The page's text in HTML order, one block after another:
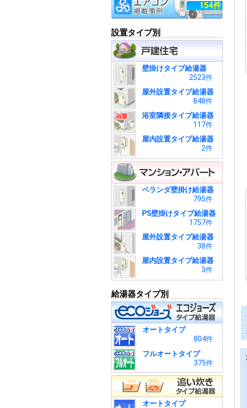
154件
設置タイプ別
壁掛けタイプ給湯器
2523件
屋外設置タイプ給湯器
848件
浴室隣接タイプ給湯器
117件
屋内設置タイプ給湯器
2件
ベランダ壁掛け給湯器
795件
PS壁掛けタイプ給湯器
1757件
屋外設置タイプ給湯器
38件
屋内設置タイプ給湯器
3件
給湯器タイプ別
オートタイプ
804件
フルオートタイプ
375件
オートタイプ